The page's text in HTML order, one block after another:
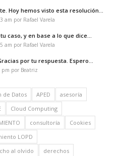
Hoy hemos visto esta resolución...
am por Rafael Varela
caso, y en base a lo que dice...
am por Rafael Varela
por tu respuesta. Espero...
pm por Beatriz
de Datos APED
asesoría
Cloud Computing
consultoría
Cookies
LOPD
al olvido
derechos